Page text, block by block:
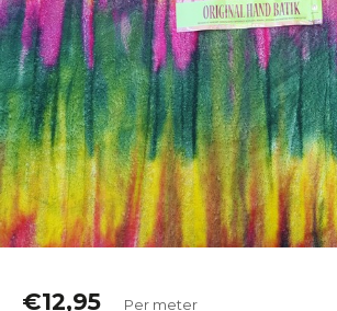
Grootverbruik
Tijdpakker stof
€12,95 Per meter